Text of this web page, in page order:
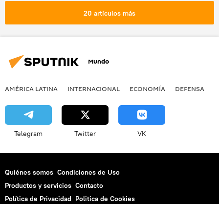
20 artículos más
Mundo
AMÉRICA LATINA INTERNACIONAL ECONOMÍA DEFENSA
Telegram Twitter VK
Quiénes somos Condiciones de Uso
Productos y servicios Contacto
Política de Privacidad Politica de Cookies